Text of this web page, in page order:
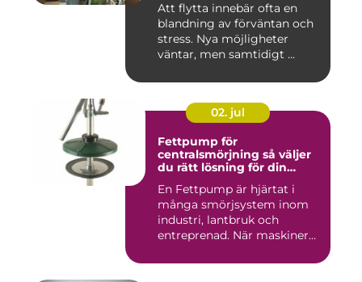
Att flytta innebär ofta en
blandning av förväntan och
stress. Nya möjligheter
väntar, men samtidigt ...
02. jul
Fettpump för
centralsmörjning så väljer
du rätt lösning för din
En Fettpump är hjärtat i
många smörjsystem inom
industri, lantbruk och
entreprenad. När maskiner